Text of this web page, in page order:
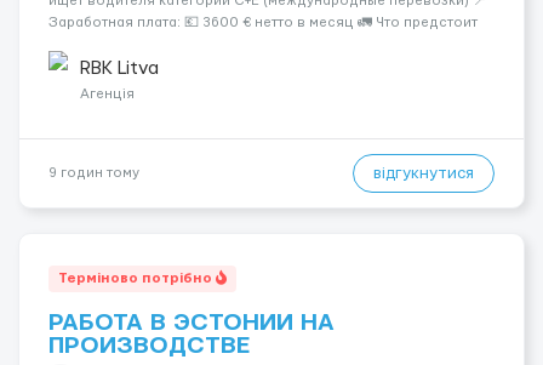
Заработная плата: 💶 3600 € нетто в месяц 🚛 Что предстоит
рефрижераторах. В среднем 400–500 км в день. Погрузки и
разгрузки...
RBK Litva
Агенція
9 годин тому відгукнутися
Терміново потрібно
РАБОТА В ЭСТОНИИ НА
ПРОИЗВОДСТВЕ